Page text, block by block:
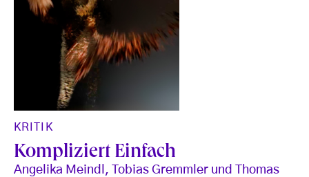
KRITIK
Kompliziert Einfach
Angelika Meindl, Tobias Gremmler und Thomas